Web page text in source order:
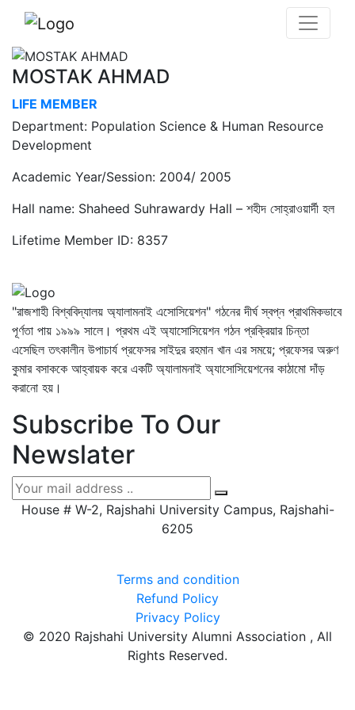
MOSTAK AHMAD
LIFE MEMBER
Department: Population Science & Human Resource
Development
Academic Year/Session: 2004/ 2005
Hall name: Shaheed Suhrawardy Hall – শহীদ সোহ্‌রাওয়ার্দী হল
Lifetime Member ID: 8357
"রাজশাহী বিশ্ববিদ্যালয় অ্যালামনাই এসোসিয়েশন" গঠনের দীর্ঘ স্বপ্ন প্রাথমিকভাবে
পূর্ণতা পায় ১৯৯৯ সালে। প্রথম এই অ্যাসোসিয়েশন গঠন প্রক্রিয়ার চিন্তা
এসেছিল তৎকালীন উপাচার্য প্রফেসর সাইদুর রহমান খান এর সময়ে; প্রফেসর অরুণ
কুমার বসাককে আহ্বায়ক করে একটি অ্যালামনাই অ্যাসোসিয়েশনের কাঠামো দাঁড়
করানো হয়।
Subscribe To Our
Newslater
House # W-2, Rajshahi University Campus, Rajshahi-
6205
Terms and condition
Refund Policy
Privacy Policy
© 2020 Rajshahi University Alumni Association , All
Rights Reserved.